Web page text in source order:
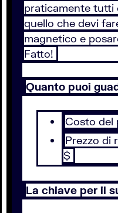
praticamente tutti
quello che devi
magnetico e
Fatto!
Quanto puoi
Costo del
Prezzo di
$
La chiave per il